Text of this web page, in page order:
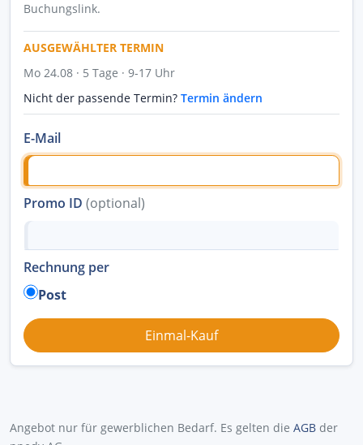
Buchungslink.
AUSGEWÄHLTER TERMIN
Mo 24.08 · 5 Tage · 9-17 Uhr
Nicht der passende Termin? Termin ändern
E-Mail
Promo ID (optional)
Rechnung per
Post
Angebot nur für gewerblichen Bedarf. Es gelten die AGB der